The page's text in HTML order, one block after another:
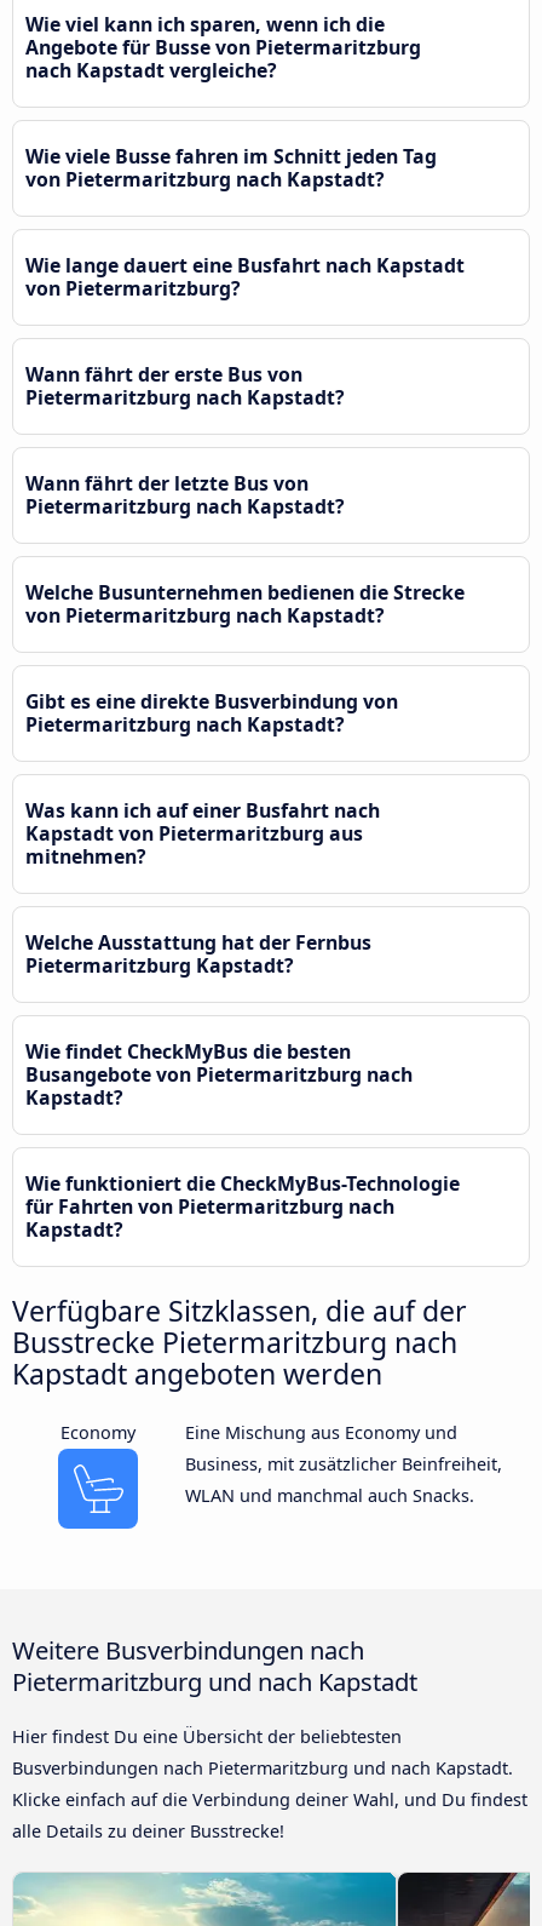
Wie viel kann ich sparen, wenn ich die
Angebote für Busse von Pietermaritzburg
nach Kapstadt vergleiche?
Wie viele Busse fahren im Schnitt jeden Tag
von Pietermaritzburg nach Kapstadt?
Wie lange dauert eine Busfahrt nach Kapstadt
von Pietermaritzburg?
Wann fährt der erste Bus von
Pietermaritzburg nach Kapstadt?
Wann fährt der letzte Bus von
Pietermaritzburg nach Kapstadt?
Welche Busunternehmen bedienen die Strecke
von Pietermaritzburg nach Kapstadt?
Gibt es eine direkte Busverbindung von
Pietermaritzburg nach Kapstadt?
Was kann ich auf einer Busfahrt nach
Kapstadt von Pietermaritzburg aus
mitnehmen?
Welche Ausstattung hat der Fernbus
Pietermaritzburg Kapstadt?
Wie findet CheckMyBus die besten
Busangebote von Pietermaritzburg nach
Kapstadt?
Wie funktioniert die CheckMyBus-Technologie
für Fahrten von Pietermaritzburg nach
Kapstadt?
Verfügbare Sitzklassen, die auf der
Busstrecke Pietermaritzburg nach
Kapstadt angeboten werden
Economy
Eine Mischung aus Economy und
Business, mit zusätzlicher Beinfreiheit,
WLAN und manchmal auch Snacks.
Weitere Busverbindungen nach
Pietermaritzburg und nach Kapstadt
Hier findest Du eine Übersicht der beliebtesten
Busverbindungen nach Pietermaritzburg und nach Kapstadt.
Klicke einfach auf die Verbindung deiner Wahl, und Du findest
alle Details zu deiner Busstrecke!